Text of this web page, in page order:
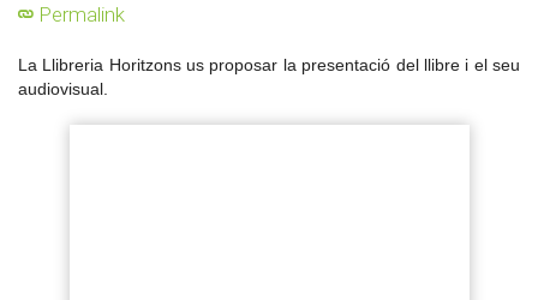
Permalink
La Llibreria Horitzons us proposar la presentació del llibre i el seu
audiovisual.